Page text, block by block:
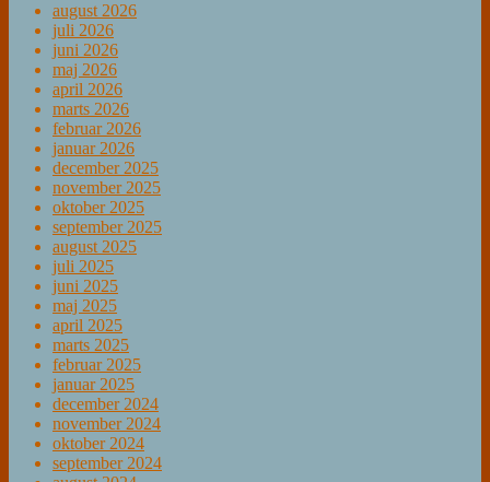
august 2026
juli 2026
juni 2026
maj 2026
april 2026
marts 2026
februar 2026
januar 2026
december 2025
november 2025
oktober 2025
september 2025
august 2025
juli 2025
juni 2025
maj 2025
april 2025
marts 2025
februar 2025
januar 2025
december 2024
november 2024
oktober 2024
september 2024